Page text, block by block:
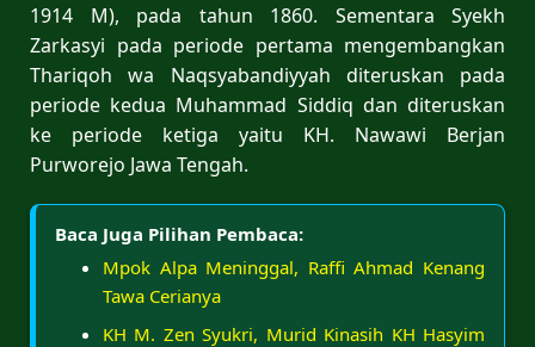
1914 M), pada tahun 1860. Sementara Syekh
Zarkasyi pada periode pertama mengembangkan
Thariqoh wa Naqsyabandiyyah diteruskan pada
periode kedua Muhammad Siddiq dan diteruskan
ke periode ketiga yaitu KH. Nawawi Berjan
Purworejo Jawa Tengah.
Baca Juga Pilihan Pembaca:
Mpok Alpa Meninggal, Raffi Ahmad Kenang
Tawa Cerianya
KH M. Zen Syukri, Murid Kinasih KH Hasyim